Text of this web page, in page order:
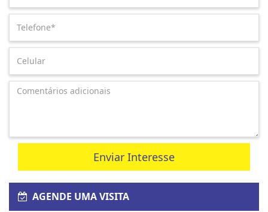
Enviar Interesse
AGENDE UMA VISITA